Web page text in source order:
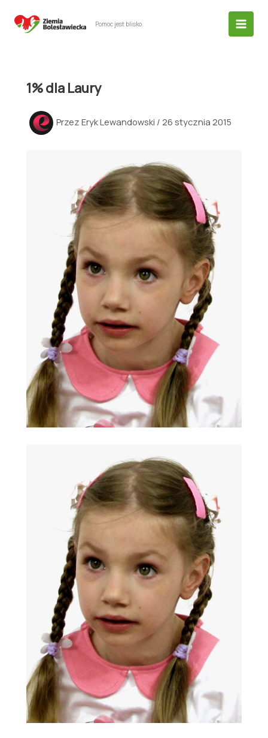
Pomoc jest blisko.
1% dla Laury
Przez Eryk Lewandowski / 26 stycznia 2015